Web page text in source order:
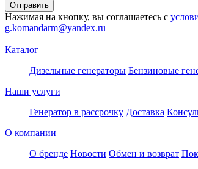
Отправить
Нажимая на кнопку, вы соглашаетесь с
g.komandarm@yandex.ru
Каталог
Дизельные генераторы Бензиновые
Наши услуги
Генератор в рассрочку Доставка
О компании
О бренде Новости Обмен и возврат